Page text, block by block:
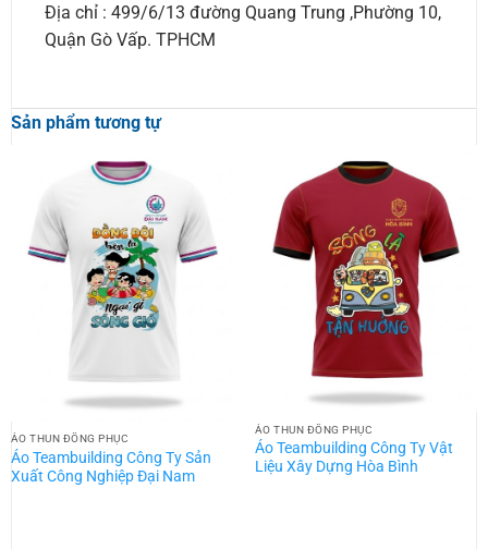
Địa chỉ : 499/6/13 đường Quang Trung ,Phường 10,
Quận Gò Vấp. TPHCM
Sản phẩm tương tự
ÁO THUN ĐỒNG PHỤC
Áo Teambuilding Công Ty Sản
Xuất Công Nghiệp Đại Nam
ÁO THUN ĐỒNG PHỤC
Áo Teambuilding Công Ty Vật
Liệu Xây Dựng Hòa Bình